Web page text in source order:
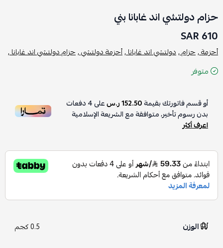
حزام دولتشي اند غابانا بني
610 SAR
أحزمة ,حزام ,دولتشي اند غابانا ,أحزمة دولتشي ,حزام دولتشي اند غابانا ,
متوفر
أو قسم فاتورتك بقيمة152.50 ر.س على4دفعات
بدون رسوم تأخير، متوافقة مع الشريعة الإسلامية
اعرف أكثر
الوزن 0.5 كجم